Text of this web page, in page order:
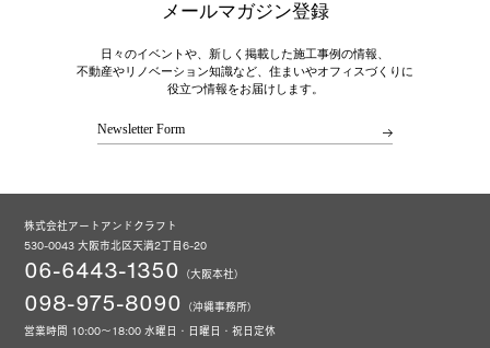
メールマガジン登録
日々のイベントや、新しく掲載した施工事例の情報、
不動産やリノベーション知識など、住まいやオフィスづくりに
役立つ情報をお届けします。
Newsletter Form
株式会社アートアンドクラフト
530-0043 大阪市北区天満2丁目6-20
06-6443-1350 （大阪本社）
098-975-8090
（沖縄事務所）
営業時間 10:00～18:00 水曜日・日曜日・祝日定休